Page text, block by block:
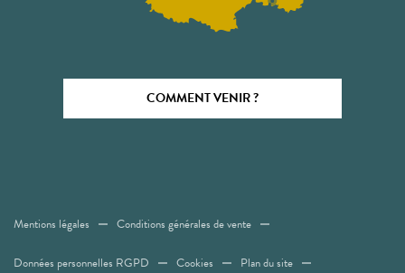
COMMENT VENIR ?
Mentions légales Conditions générales de vente
Données personnelles RGPD Cookies Plan du site